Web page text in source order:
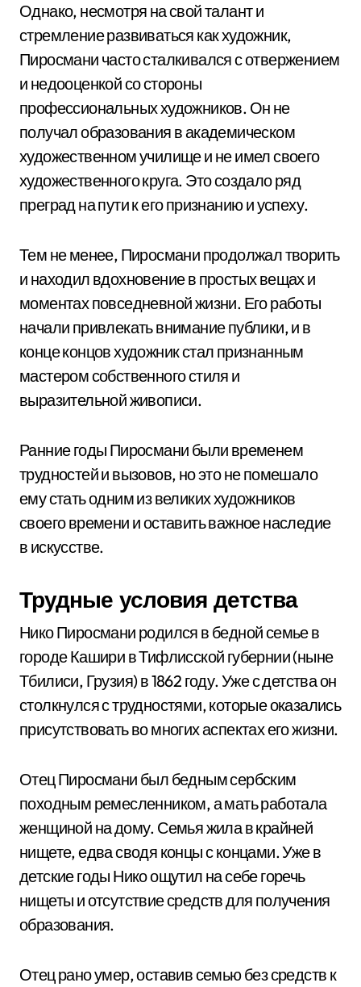
Однако, несмотря на свой талант и
стремление развиваться как художник,
Пиросмани часто сталкивался с отвержением
и недооценкой со стороны
профессиональных художников. Он не
получал образования в академическом
художественном училище и не имел своего
художественного круга. Это создало ряд
преград на пути к его признанию и успеху.
Тем не менее, Пиросмани продолжал творить
и находил вдохновение в простых вещах и
моментах повседневной жизни. Его работы
начали привлекать внимание публики, и в
конце концов художник стал признанным
мастером собственного стиля и
выразительной живописи.
Ранние годы Пиросмани были временем
трудностей и вызовов, но это не помешало
ему стать одним из великих художников
своего времени и оставить важное наследие
в искусстве.
Трудные условия детства
Нико Пиросмани родился в бедной семье в
городе Кашири в Тифлисской губернии (ныне
Тбилиси, Грузия) в 1862 году. Уже с детства он
столкнулся с трудностями, которые оказались
присутствовать во многих аспектах его жизни.
Отец Пиросмани был бедным сербским
походным ремесленником, а мать работала
женщиной на дому. Семья жила в крайней
нищете, едва сводя концы с концами. Уже в
детские годы Нико ощутил на себе горечь
нищеты и отсутствие средств для получения
образования.
Отец рано умер, оставив семью без средств к